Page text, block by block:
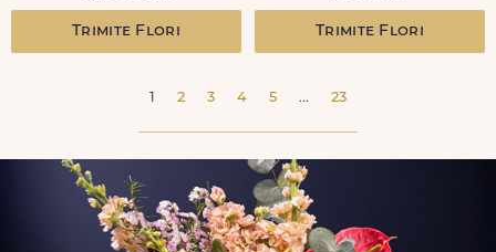
Trimite Flori Trimite Flori
1 2 3 4 5 ... 23